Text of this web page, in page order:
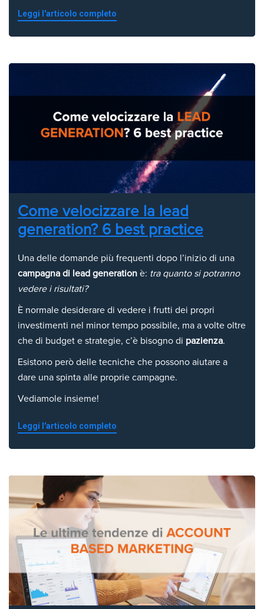
Leggi l'articolo completo
Come velocizzare la lead
generation? 6 best practice
Una delle domande più frequenti dopo l’inizio di una
campagna di lead generation è: tra quanto si potranno
vedere i risultati?
È normale desiderare di vedere i frutti dei propri
investimenti nel minor tempo possibile, ma a volte oltre
che di budget e strategie, c’è bisogno di pazienza.
Esistono però delle tecniche che possono aiutare a
dare una spinta alle proprie campagne.
Vediamole insieme!
Leggi l'articolo completo